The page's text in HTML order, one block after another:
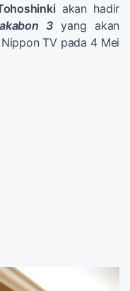
akan hadir
3yang akan
TV pada 4 Mei